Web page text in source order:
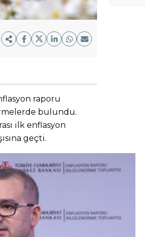
raporu
bulundu.
ilk enflasyon
geçti.